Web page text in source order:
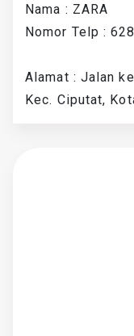
Nama : ZARA
Nomor Telp :
Alamat : Jalan
Kec. Ciputat,